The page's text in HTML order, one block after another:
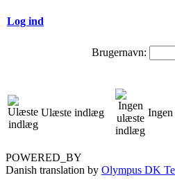
Log ind
Brugernavn:
Ulæste indlæg
POWERED_BY
Danish translation by Olympus DK